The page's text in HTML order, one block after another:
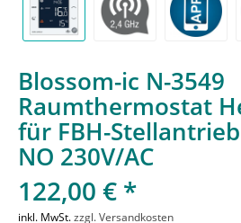
Blossom-ic N-3549
Raumthermostat
für FBH-
NO 230V/AC
122,00 € *
inkl. MwSt.zzgl. Versandkosten